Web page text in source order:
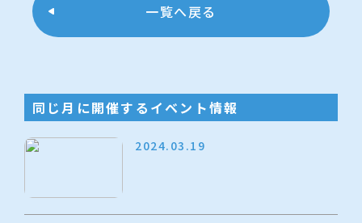
一覧へ戻る
同じ月に開催するイベント情報
2024.03.19